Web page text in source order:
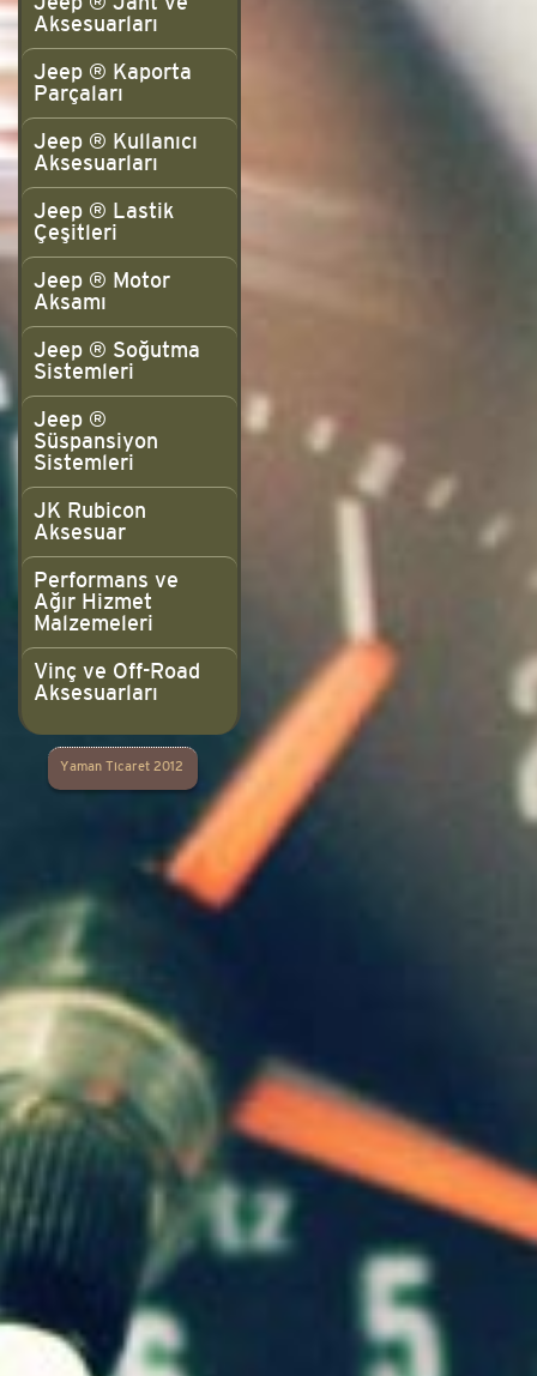
Aksesuarları
Jeep ® Kaporta
Parçaları
Jeep ® Kullanıcı
Aksesuarları
Jeep ® Lastik
Çeşitleri
Jeep ® Motor
Aksamı
Jeep ® Soğutma
Sistemleri
Jeep ®
Süspansiyon
Sistemleri
JK Rubicon
Aksesuar
Performans ve
Ağır Hizmet
Malzemeleri
Vinç ve Off-Road
Aksesuarları
Yaman Ticaret 2012